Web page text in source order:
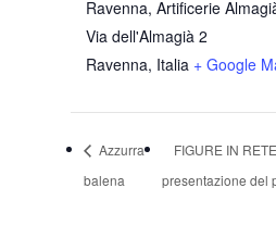
Ravenna, Artificerie
Via dell'Almagià 2
Ravenna, Italia + Google
Azzurra
balena
FIGURE IN
presentazione del